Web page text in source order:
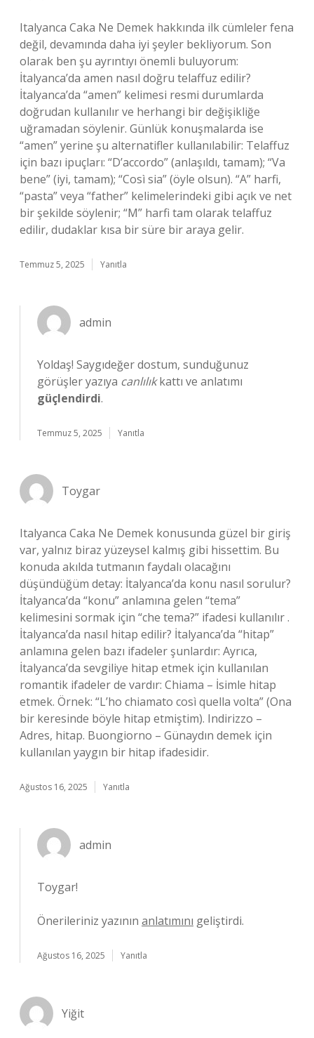
Italyanca Caka Ne Demek hakkında ilk cümleler fena
değil, devamında daha iyi şeyler bekliyorum. Son
olarak ben şu ayrıntıyı önemli buluyorum:
İtalyanca’da amen nasıl doğru telaffuz edilir?
İtalyanca’da “amen” kelimesi resmi durumlarda
doğrudan kullanılır ve herhangi bir değişikliğe
uğramadan söylenir. Günlük konuşmalarda ise
“amen” yerine şu alternatifler kullanılabilir: Telaffuz
için bazı ipuçları: “D’accordo” (anlaşıldı, tamam); “Va
bene” (iyi, tamam); “Così sia” (öyle olsun). “A” harfi,
“pasta” veya “father” kelimelerindeki gibi açık ve net
bir şekilde söylenir; “M” harfi tam olarak telaffuz
edilir, dudaklar kısa bir süre bir araya gelir.
Temmuz 5, 2025 Yanıtla
admin
Yoldaş! Saygıdeğer dostum, sunduğunuz
görüşler yazıya canlılıkkattı ve anlatımı
güçlendirdi.
Temmuz 5, 2025 Yanıtla
Toygar
Italyanca Caka Ne Demek konusunda güzel bir giriş
var, yalnız biraz yüzeysel kalmış gibi hissettim. Bu
konuda akılda tutmanın faydalı olacağını
düşündüğüm detay: İtalyanca’da konu nasıl sorulur?
İtalyanca’da “konu” anlamına gelen “tema”
kelimesini sormak için “che tema?” ifadesi kullanılır .
İtalyanca’da nasıl hitap edilir? İtalyanca’da “hitap”
anlamına gelen bazı ifadeler şunlardır: Ayrıca,
İtalyanca’da sevgiliye hitap etmek için kullanılan
romantik ifadeler de vardır: Chiama – İsimle hitap
etmek. Örnek: “L’ho chiamato così quella volta” (Ona
bir keresinde böyle hitap etmiştim). Indirizzo –
Adres, hitap. Buongiorno – Günaydın demek için
kullanılan yaygın bir hitap ifadesidir.
Ağustos 16, 2025 Yanıtla
admin
Toygar!
Önerileriniz yazının anlatımını geliştirdi.
Ağustos 16, 2025 Yanıtla
Yiğit